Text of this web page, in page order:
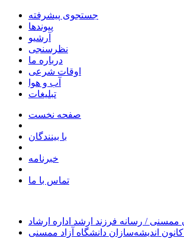
جستجوی پیشرفته
پیوندها
آرشیو
نظرسنجی
درباره ما
اوقات شرعی
آب و هوا
تبلیغات
صفحه نخست
با بینندگان
خبرنامه
تماس با ما
/ رسانه فرزند ارشد اداره ارشاد
اندیشه‌سازان دانشگاه آزاد ممسنی